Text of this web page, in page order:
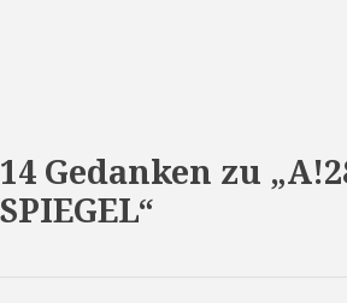
14 Gedanken zu
SPIEGEL“